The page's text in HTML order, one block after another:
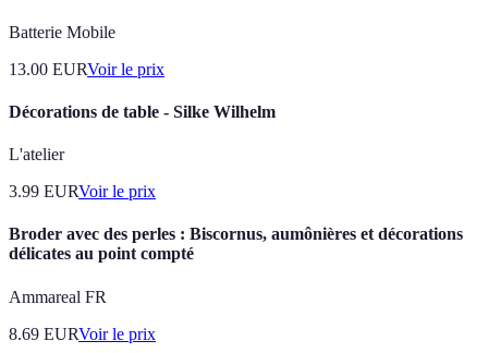
Batterie Mobile
13.00 EURVoir le prix
Décorations de table - Silke Wilhelm
L'atelier
3.99 EURVoir le prix
Broder avec des perles : Biscornus, aumônières et décorations
délicates au point compté
Ammareal FR
8.69 EURVoir le prix